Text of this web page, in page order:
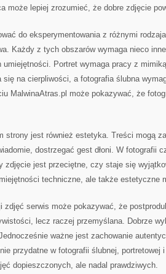
może lepiej zrozumieć, że dobre zdjęcie
do eksperymentowania z różnymi
Każdy z tych obszarów wymaga nieco
Portret wymaga pracy z
się na cierpliwości, a fotografia ślubna
MalwinaAtras.pl może pokazywać, że
strony jest również estetyka. Treści mogą
dostrzegać gest dłoni. W fotografii
zdjęcie jest przeciętne, czy staje się
techniczne, ale także estetyczne
zdjęć serwis może pokazywać, że
lecz raczej przemyślana. Dobrze
ważne jest zachowanie
przydatne w fotografii ślubnej, portretowej
dopieszczonych, ale nadal prawdziwych.